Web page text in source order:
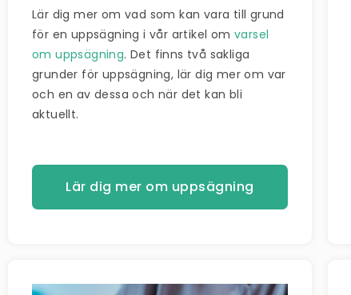
Lär dig mer om vad som kan vara till grund
för en uppsägning i vår artikel om varsel
om uppsägning. Det finns två sakliga
grunder för uppsägning, lär dig mer om var
och en av dessa och när det kan bli
aktuellt.
Lär dig mer om uppsägning